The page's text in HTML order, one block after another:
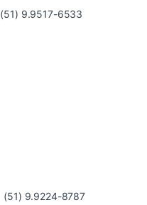
(51) 9.9517-6533
(51) 9.9224-8787